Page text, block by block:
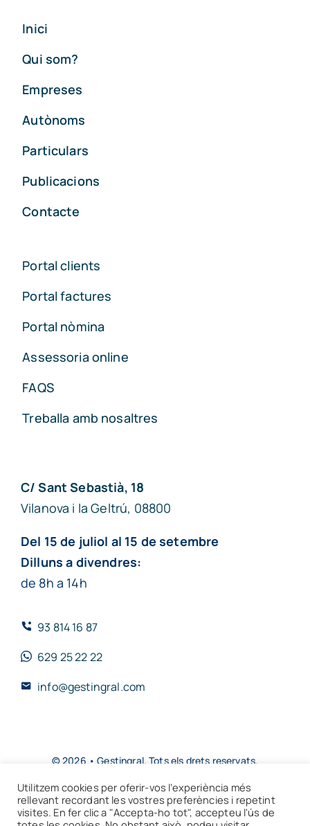
Inici
Qui som?
Empreses
Autònoms
Particulars
Publicacions
Contacte
Portal clients
Portal factures
Portal nòmina
Assessoria online
FAQS
Treballa amb nosaltres
C/ Sant Sebastià, 18
Vilanova i la Geltrú, 08800
Del 15 de juliol al 15 de setembre
Dilluns a divendres:
de 8h a 14h
93 814 16 87
629 25 22 22
info@gestingral.com
© 2026 • Gestingral. Tots els drets reservats.
Toggle
Navigation
Utilitzem cookies per oferir-vos l’experiència més
rellevant recordant les vostres preferències i repetint
visites. En fer clic a "Accepta-ho tot", accepteu l'ús de